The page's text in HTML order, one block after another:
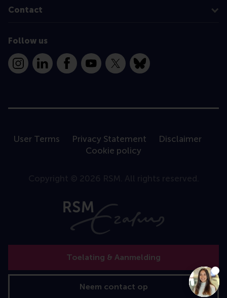
Contact
Follow us
InstagramLinkedInFacebookYouTube
X Bluesky
User Terms Privacy Statement
Disclaimer
Cookie policy
Toelating & Aanmelding
Neem contact op